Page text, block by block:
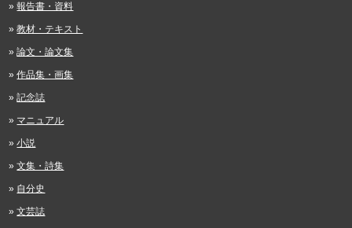
報告書・資料
教材・テキスト
論文・論文集
作品集・画集
記念誌
マニュアル
小説
文集・詩集
自分史
文芸誌